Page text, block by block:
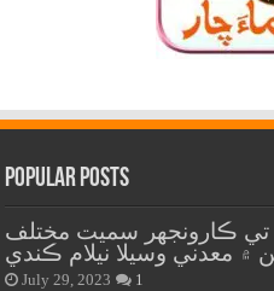
Popular Posts
4 آگسٽ تي ڪارونجهر سميت مختلف
۾ معدني وسيلا نيلام ڪندي
July 29, 2023 1